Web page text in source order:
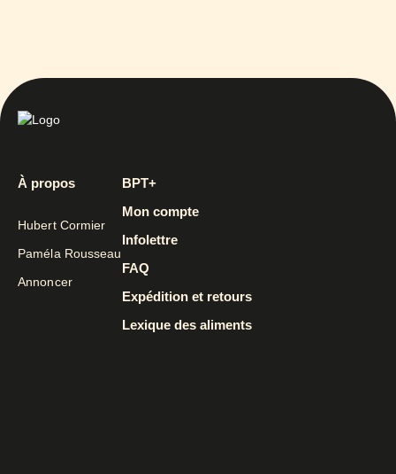
À propos
Hubert Cormier
Paméla Rousseau
Annoncer
BPT+
Mon compte
Infolettre
FAQ
Expédition et retours
Lexique des aliments